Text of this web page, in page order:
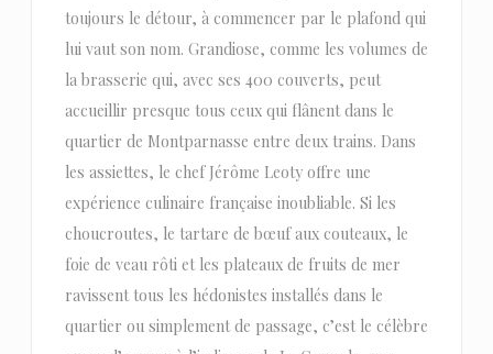
toujours le détour, à commencer par le plafond qui
lui vaut son nom. Grandiose, comme les volumes de
la brasserie qui, avec ses 400 couverts, peut
accueillir presque tous ceux qui flânent dans le
quartier de Montparnasse entre deux trains. Dans
les assiettes, le chef Jérôme Leoty offre une
expérience culinaire française inoubliable. Si les
choucroutes, le tartare de bœuf aux couteaux, le
foie de veau rôti et les plateaux de fruits de mer
ravissent tous les hédonistes installés dans le
quartier ou simplement de passage, c’est le célèbre